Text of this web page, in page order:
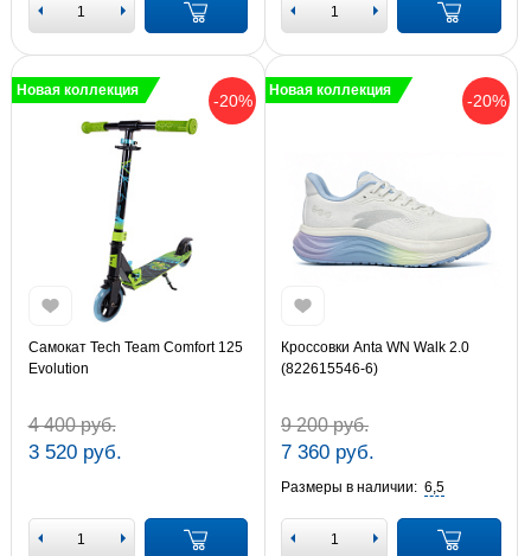
-20%
Новая коллекция
Самокат Tech Team Comfort 125
Evolution
4 400 руб.
3 520 руб.
-20%
Новая коллекция
Кроссовки Anta WN Walk 2.0
(822615546-6)
9 200 руб.
7 360 руб.
Размеры в наличии: 6,5